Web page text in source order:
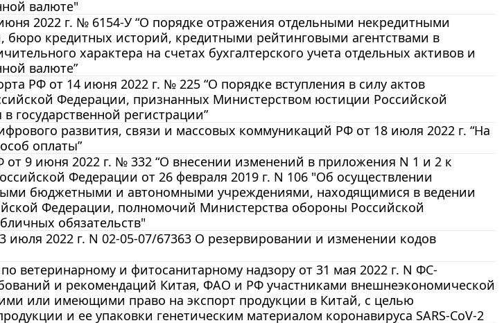
валюте"
2022 г. № 6154-У “О порядке отражения отдельными некредитными
кредитных историй, кредитными рейтинговыми агентствами в
характера на счетах бухгалтерского учета отдельных активов и
валюте”
РФ от 14 июня 2022 г. № 225 “О порядке вступления в силу актов
Федерации, признанных Министерством юстиции Российской
регистрации”
развития, связи и массовых коммуникаций РФ от 18 июля 2022 г. “На
оплаты”
9 июня 2022 г. № 332 “О внесении изменений в приложения N 1 и 2 к
Федерации от 26 февраля 2019 г. N 106 "Об осуществлении
бюджетными и автономными учреждениями, находящимися в ведении
Федерации, полномочий Министерства обороны Российской
обязательств"
2022 г. N 02-05-07/67363 О резервировании и изменении кодов
ветеринарному и фитосанитарному надзору от 31 мая 2022 г. N ФС-
и рекомендаций Китая, ФАО и РФ участниками внешнеэкономической
или имеющими право на экспорт продукции в Китай, с целью
и ее упаковки генетическим материалом коронавируса SARS-CoV-2